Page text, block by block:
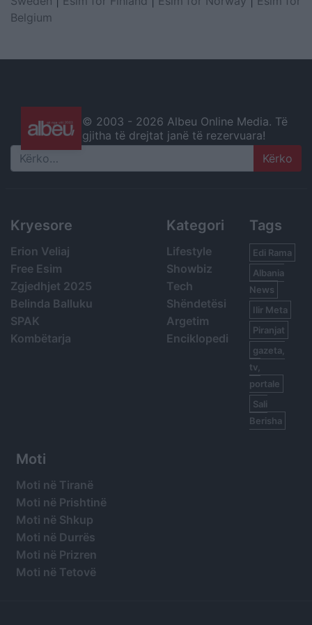
Belgium
© 2003 - 2026 Albeu Online Media. Të
gjitha të drejtat janë të rezervuara!
Search
Kryesore
Erion Veliaj
Free Esim
Zgjedhjet 2025
Belinda Balluku
SPAK
Kombëtarja
Kategori
Lifestyle
Showbiz
Tech
Shëndetësi
Argetim
Enciklopedi
Tags
Edi Rama
Albania
News
Ilir Meta
Piranjat
gazeta,
tv,
portale
Sali
Berisha
Moti
Moti në Tiranë
Moti në Prishtinë
Moti në Shkup
Moti në Durrës
Moti në Prizren
Moti në Tetovë